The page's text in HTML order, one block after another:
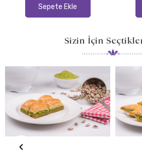
Sepete Ekle
Sizin İçin
‹